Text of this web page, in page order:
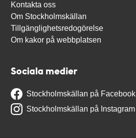
Kontakta oss
Om Stockholmskällan
Tillgänglighetsredogörelse
Om kakor på webbplatsen
Sociala medier
Stockholmskällan på Facebook
Stockholmskällan på Instagram